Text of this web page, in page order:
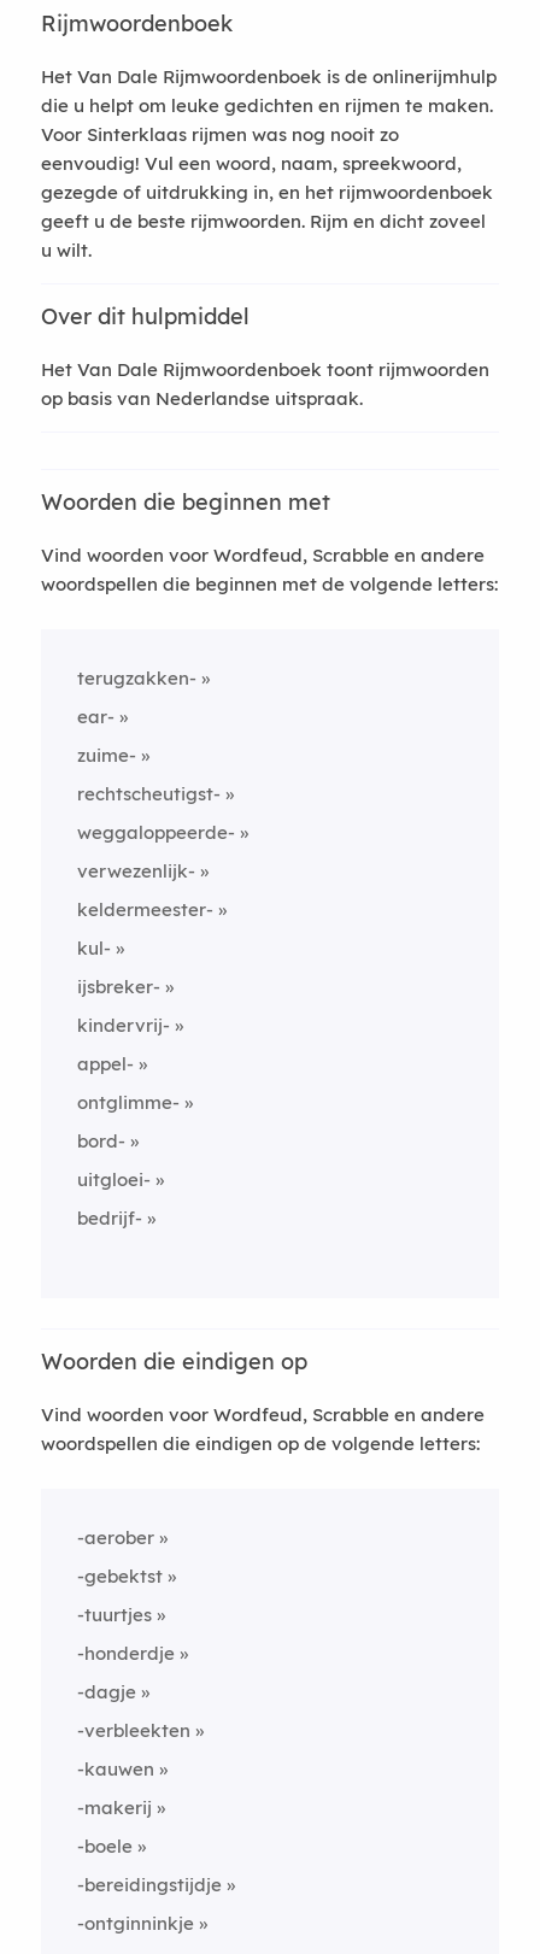
Rijmwoordenboek
Het Van Dale Rijmwoordenboek is de onlinerijmhulp
die u helpt om leuke gedichten en rijmen te maken.
Voor Sinterklaas rijmen was nog nooit zo
eenvoudig! Vul een woord, naam, spreekwoord,
gezegde of uitdrukking in, en het rijmwoordenboek
geeft u de beste rijmwoorden. Rijm en dicht zoveel
u wilt.
Over dit hulpmiddel
Het Van Dale Rijmwoordenboek toont rijmwoorden
op basis van Nederlandse uitspraak.
Woorden die beginnen met
Vind woorden voor Wordfeud, Scrabble en andere
woordspellen die beginnen met de volgende letters:
terugzakken-
ear-
zuime-
rechtscheutigst-
weggaloppeerde-
verwezenlijk-
keldermeester-
kul-
ijsbreker-
kindervrij-
appel-
ontglimme-
bord-
uitgloei-
bedrijf-
Woorden die eindigen op
Vind woorden voor Wordfeud, Scrabble en andere
woordspellen die eindigen op de volgende letters:
-aerober
-gebektst
-tuurtjes
-honderdje
-dagje
-verbleekten
-kauwen
-makerij
-boele
-bereidingstijdje
-ontginninkje